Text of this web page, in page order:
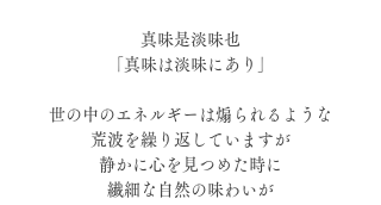
真味是淡味也
「真味は淡味にあり」
世の中のエネルギーは煽られるような
荒波を繰り返していますが
静かに心を見つめた時に
繊細な自然の味わいが